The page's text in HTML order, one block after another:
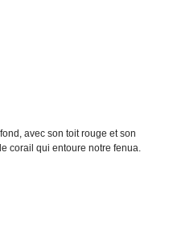
avec son toit rouge et son
corail qui entoure notre fenua.